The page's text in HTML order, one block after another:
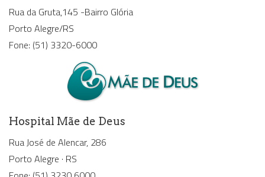
Rua da Gruta,145 -Bairro Glória
Porto Alegre/RS
Fone: (51) 3320-6000
Hospital Mãe de Deus
Rua José de Alencar, 286
Porto Alegre · RS